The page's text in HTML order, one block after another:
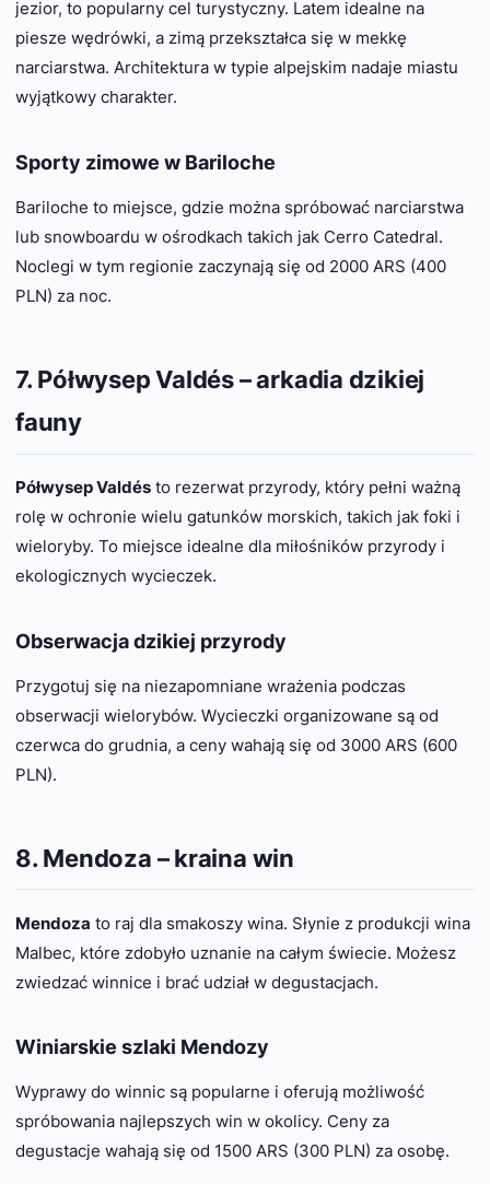
jezior, to popularny cel turystyczny. Latem idealne na
piesze wędrówki, a zimą przekształca się w mekkę
narciarstwa. Architektura w typie alpejskim nadaje miastu
wyjątkowy charakter.
Sporty zimowe w Bariloche
Bariloche to miejsce, gdzie można spróbować narciarstwa
lub snowboardu w ośrodkach takich jak Cerro Catedral.
Noclegi w tym regionie zaczynają się od 2000 ARS (400
PLN) za noc.
7. Półwysep Valdés – arkadia dzikiej
fauny
Półwysep Valdés to rezerwat przyrody, który pełni ważną
rolę w ochronie wielu gatunków morskich, takich jak foki i
wieloryby. To miejsce idealne dla miłośników przyrody i
ekologicznych wycieczek.
Obserwacja dzikiej przyrody
Przygotuj się na niezapomniane wrażenia podczas
obserwacji wielorybów. Wycieczki organizowane są od
czerwca do grudnia, a ceny wahają się od 3000 ARS (600
PLN).
8. Mendoza – kraina win
Mendoza to raj dla smakoszy wina. Słynie z produkcji wina
Malbec, które zdobyło uznanie na całym świecie. Możesz
zwiedzać winnice i brać udział w degustacjach.
Winiarskie szlaki Mendozy
Wyprawy do winnic są popularne i oferują możliwość
spróbowania najlepszych win w okolicy. Ceny za
degustacje wahają się od 1500 ARS (300 PLN) za osobę.